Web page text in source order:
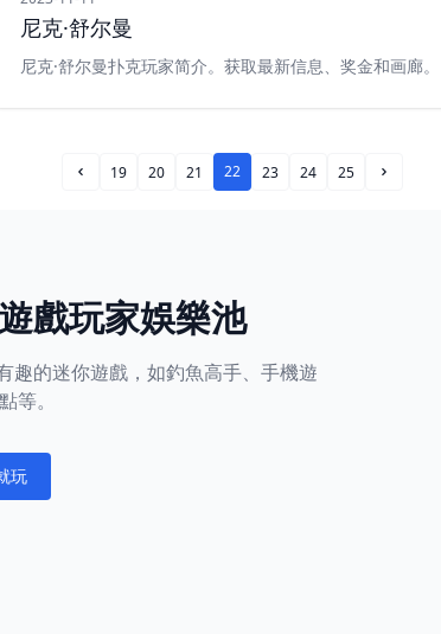
尼克·舒尔曼
尼克·舒尔曼扑克玩家简介。获取最新信息、奖金和画廊。
Prev Page
19 20 21 22 23 24 25 Next Page
戲玩家娛樂池
趣的迷你遊戲，如釣魚高手、手機遊
等。
玩